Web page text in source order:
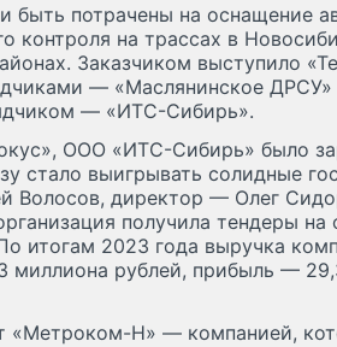
потрачены на оснащение
контроля на трассах в
Заказчиком выступило
— «Маслянинское
— «ИТС-Сибирь».
ООО «ИТС-Сибирь» было
стало выигрывать солидные
Волосов, директор — Олег
получила тендеры
итогам 2023 года выручка
миллиона рублей, прибыль —
«Метроком-Н» — компанией,